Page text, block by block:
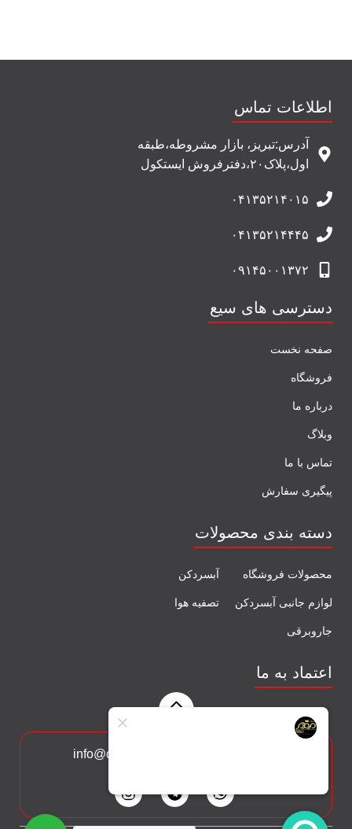
اطلاعات تماس
آدرس:تبریز، بازار مشروطه،طبقه
اول،پلاک۲۰،دفترفروش ایستکول
۰۴۱۳۵۲۱۴۰۱۵
۰۴۱۳۵۲۱۴۴۴۵
۰۹۱۴۵۰۰۱۳۷۲
دسترسی های سیع
صفحه نخست
فروشگاه
درباره ما
وبلاگ
تماس با ما
پیگیری سفارش
دسته بندی محصولات
محصولات فروشگاه آبسردکن
لوازم جانبی آبسردکن تصفیه هوا
جاروبرقی
اعتماد به ما